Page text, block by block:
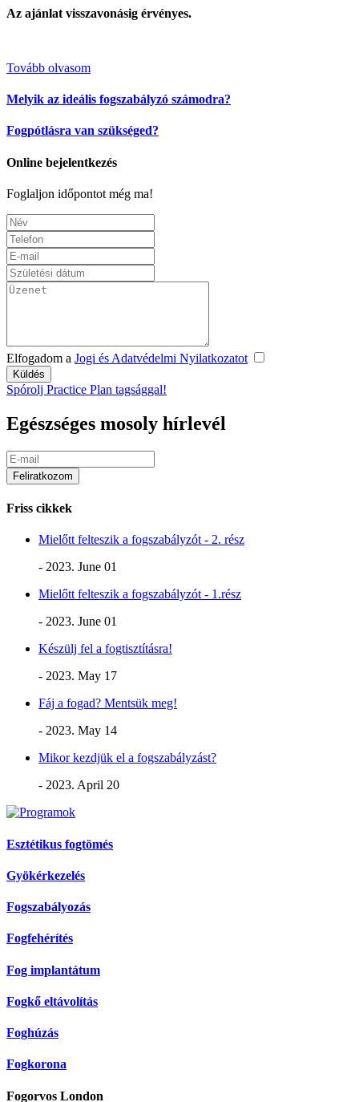
Az ajánlat visszavonásig érvényes.
Tovább olvasom
Melyik az ideális fogszabályzó számodra?
Fogpótlásra van szükséged?
Online bejelentkezés
Foglaljon időpontot még ma!
Elfogadom a Jogi és Adatvédelmi Nyilatkozatot
Spórolj Practice Plan tagsággal!
Egészséges mosoly hírlevél
Friss cikkek
Mielőtt felteszik a fogszabályzót - 2. rész
- 2023. June 01
Mielőtt felteszik a fogszabályzót - 1.rész
- 2023. June 01
Készülj fel a fogtisztításra!
- 2023. May 17
Fáj a fogad? Mentsük meg!
- 2023. May 14
Mikor kezdjük el a fogszabályzást?
- 2023. April 20
Esztétikus fogtömés
Gyökérkezelés
Fogszabályozás
Fogfehérítés
Fog implantátum
Fogkő eltávolítás
Foghúzás
Fogkorona
Fogorvos London